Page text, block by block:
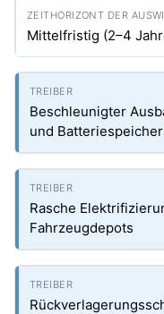
Mittelfristig (2–4
Beschleunigter
und
Rasche
Fahrzeugdepots